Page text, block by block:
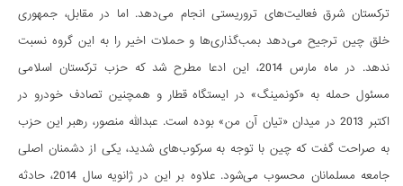
ترکستان شرق فعالیت‌­های تروریستی انجام می­‌دهد. اما در مقابل، جمهوری
خلق چین ترجیح می­‌دهد بمب­‌گذاری­‌ها و حملات اخیر را به این گروه نسبت
ندهد. در ماه مارس 2014، این ادعا مطرح شد که حزب ترکستان اسلامی
مسئول حمله به «کونمینگ» در ایستگاه قطار و همچنین تصادف خودرو در
اکتبر 2013 در میدان «تیان آن من» بوده است. عبدالله منصور، رهبر این حزب
به صراحت گفت که چین با توجه به سرکوب­‌های شدید، یکی از دشمنان اصلی
جامعه مسلمانان محسوب می‌­شود. علاوه بر این در ژانویه سال 2014، حادثه